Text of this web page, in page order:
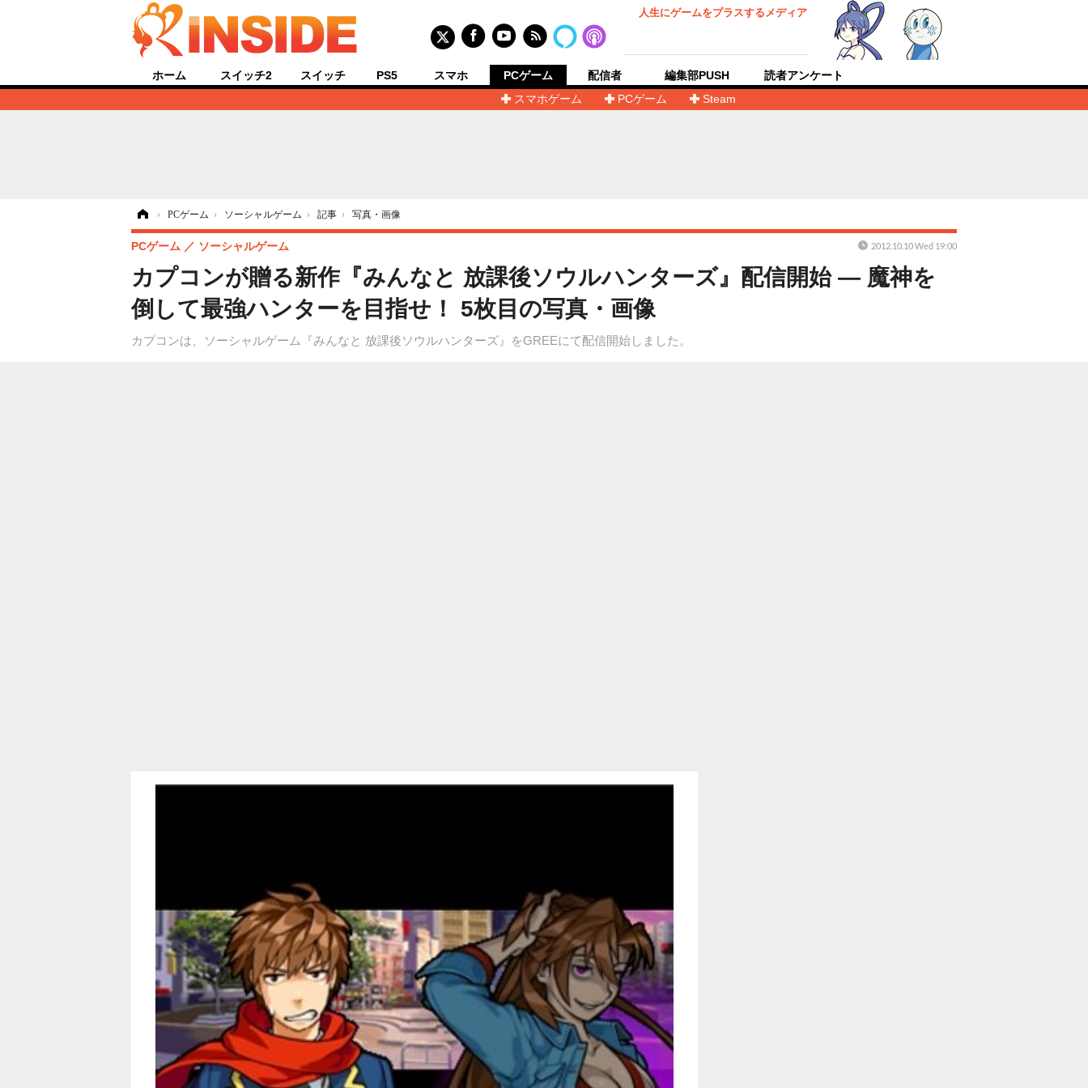
人生にゲームをプラスするメディア
ホーム スイッチ2 スイッチ PS5 スマホ
PCゲーム
スマホゲーム
PCゲーム Steam
配信者 編集部PUSH 読者アンケート
› PCゲーム › ソーシャルゲーム › 記事 › 写真・画像
カプコンが贈る新作『みんなと 放課後ソウルハンターズ』配信開始 ― 魔神を
倒して最強ハンターを目指せ！ 5枚目の写真・画像
カプコンは、ソーシャルゲーム『みんなと 放課後ソウルハンターズ』をGREEにて配信開始しました。
PCゲーム ソーシャルゲーム 2012.10.10 Wed 19:00